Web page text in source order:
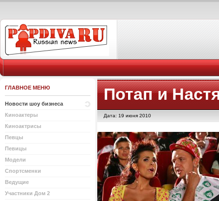
ГЛАВНОЕ МЕНЮ
Новости шоу бизнеса
Киноактеры
Киноактрисы
Певцы
Певицы
Модели
Спортсменки
Ведущие
Участники Дом 2
Потап и
Дата: 19 июня 2010